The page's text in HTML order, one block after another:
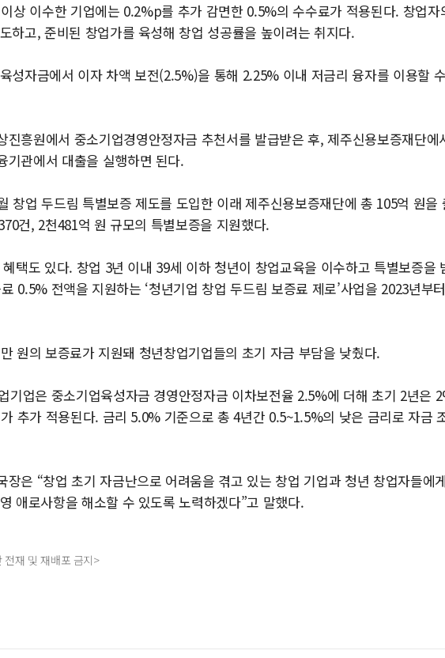
상 이수한 기업에는 0.2%p를 추가 감면한 0.5%의 수수료가 적용된다. 창업자
하고, 준비된 창업가를 육성해 창업 성공률을 높이려는 취지다.
성자금에서 이자 차액 보전(2.5%)을 통해 2.25% 이내 저금리 융자를 이용할
진흥원에서 중소기업경영안정자금 추천서를 발급받은 후, 제주신용보증재단에
기관에서 대출을 실행하면 된다.
창업 두드림 특별보증 제도를 도입한 이래 제주신용보증재단에 총 105억 원을
건, 2천481억 원 규모의 특별보증을 지원했다.
택도 있다. 창업 3년 이내 39세 이하 청년이 창업교육을 이수하고 특별보증을
0.5% 전액을 지원하는 ‘청년기업 창업 두드림 보증료 제로’사업을 2023년부
원의 보증료가 지원돼 청년창업기업들의 초기 자금 부담을 낮췄다.
기업은 중소기업육성자금 경영안정자금 이차보전율 2.5%에 더해 초기 2년은
추가 적용된다. 금리 5.0% 기준으로 총 4년간 0.5~1.5%의 낮은 금리로 자금
장은 “창업 초기 자금난으로 어려움을 겪고 있는 창업 기업과 청년 창업자들에
애로사항을 해소할 수 있도록 노력하겠다”고 말했다.
재 및 재배포 금지>